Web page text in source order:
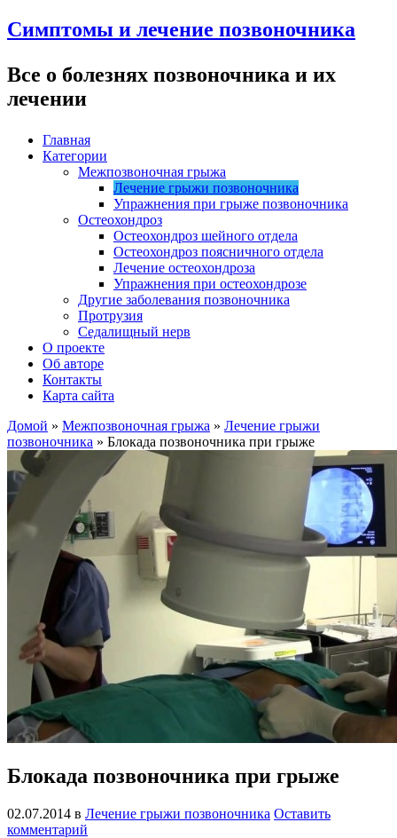
Симптомы и лечение позвоночника
Все о болезнях позвоночника и их
лечении
Главная
Категории
Межпозвоночная грыжа
Лечение грыжи позвоночника
Упражнения при грыже позвоночника
Остеохондроз
Остеохондроз шейного отдела
Остеохондроз поясничного отдела
Лечение остеохондроза
Упражнения при остеохондрозе
Другие заболевания позвоночника
Протрузия
Седалищный нерв
О проекте
Об авторе
Контакты
Карта сайта
Домой » Межпозвоночная грыжа » Лечение грыжи
позвоночника » Блокада позвоночника при грыже
Блокада позвоночника при грыже
02.07.2014 в Лечение грыжи позвоночника Оставить
комментарий